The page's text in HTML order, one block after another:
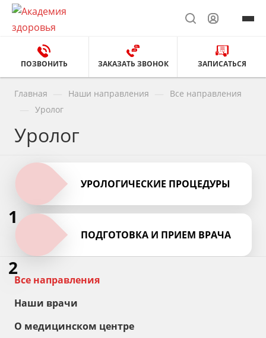
ПОЗВОНИТЬ ЗАКАЗАТЬ ЗВОНОК ЗАПИСАТЬСЯ
Главная Наши направления Все направления
Уролог
Уролог
1
УРОЛОГИЧЕСКИЕ ПРОЦЕДУРЫ
2
ПОДГОТОВКА И ПРИЕМ ВРАЧА
Все направления
Наши врачи
О медицинском центре